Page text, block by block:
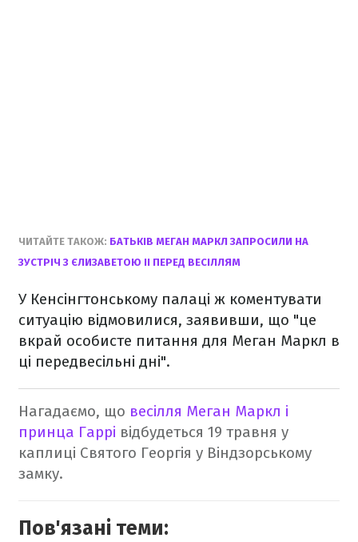
ЧИТАЙТЕ ТАКОЖ: БАТЬКІВ МЕГАН МАРКЛ ЗАПРОСИЛИ НА
ЗУСТРІЧ З ЄЛИЗАВЕТОЮ II ПЕРЕД ВЕСІЛЛЯМ
У Кенсінгтонському палаці ж коментувати
ситуацію відмовилися, заявивши, що "це
вкрай особисте питання для Меган Маркл в
ці передвесільні дні".
Нагадаємо, що весілля Меган Маркл і
принца Гаррі відбудеться 19 травня у
каплиці Святого Георгія у Віндзорському
замку.
Пов'язані теми: